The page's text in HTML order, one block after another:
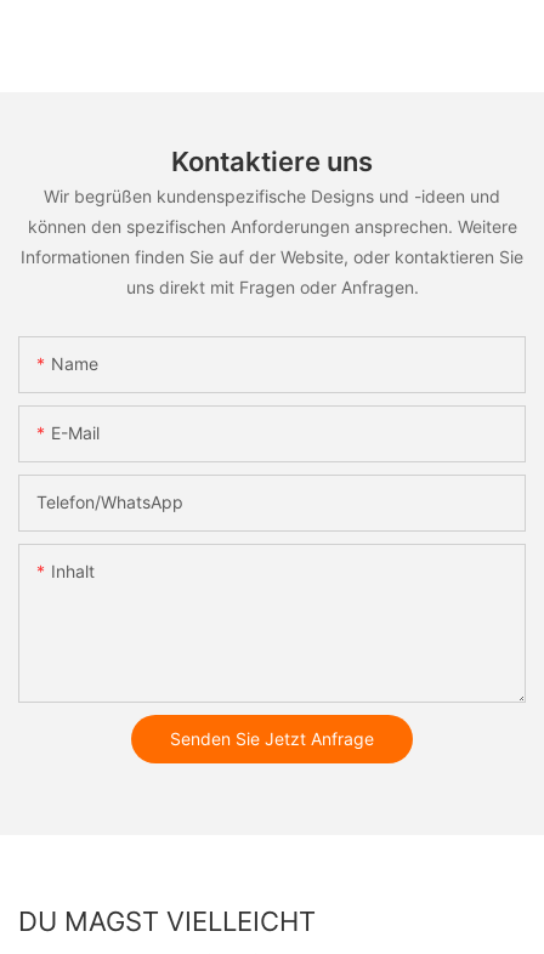
Kontaktiere uns
Wir begrüßen kundenspezifische Designs und -ideen und
können den spezifischen Anforderungen ansprechen. Weitere
Informationen finden Sie auf der Website, oder kontaktieren Sie
uns direkt mit Fragen oder Anfragen.
Name
E-Mail
Telefon/WhatsApp
Inhalt
Senden Sie Jetzt Anfrage
DU MAGST VIELLEICHT